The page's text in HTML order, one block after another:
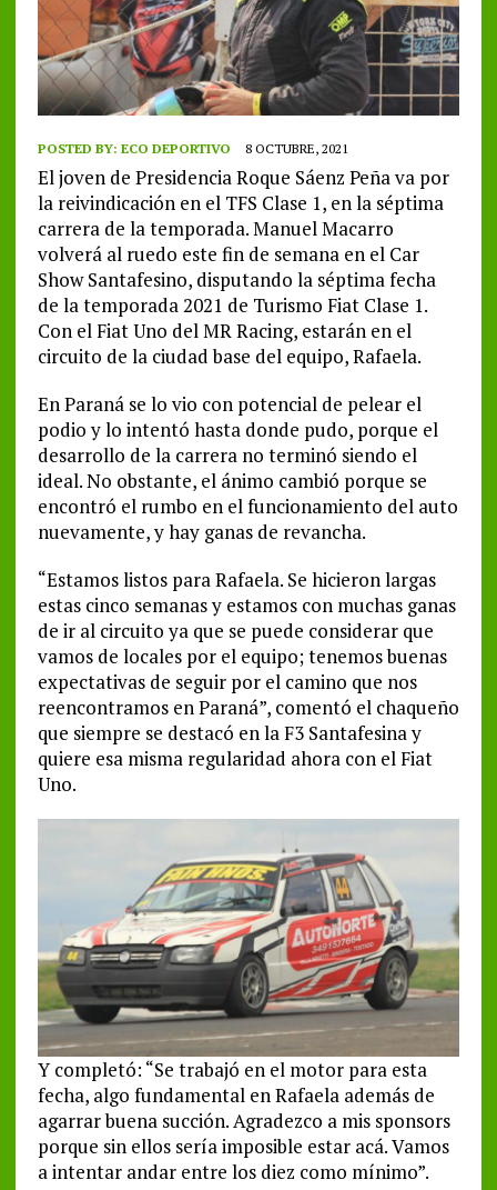
POSTED BY: ECO DEPORTIVO 8 OCTUBRE, 2021
El joven de Presidencia Roque Sáenz Peña va por
la reivindicación en el TFS Clase 1, en la séptima
carrera de la temporada. Manuel Macarro
volverá al ruedo este fin de semana en el Car
Show Santafesino, disputando la séptima fecha
de la temporada 2021 de Turismo Fiat Clase 1.
Con el Fiat Uno del MR Racing, estarán en el
circuito de la ciudad base del equipo, Rafaela.
En Paraná se lo vio con potencial de pelear el
podio y lo intentó hasta donde pudo, porque el
desarrollo de la carrera no terminó siendo el
ideal. No obstante, el ánimo cambió porque se
encontró el rumbo en el funcionamiento del auto
nuevamente, y hay ganas de revancha.
“Estamos listos para Rafaela. Se hicieron largas
estas cinco semanas y estamos con muchas ganas
de ir al circuito ya que se puede considerar que
vamos de locales por el equipo; tenemos buenas
expectativas de seguir por el camino que nos
reencontramos en Paraná”, comentó el chaqueño
que siempre se destacó en la F3 Santafesina y
quiere esa misma regularidad ahora con el Fiat
Uno.
Y completó: “Se trabajó en el motor para esta
fecha, algo fundamental en Rafaela además de
agarrar buena succión. Agradezco a mis sponsors
porque sin ellos sería imposible estar acá. Vamos
a intentar andar entre los diez como mínimo”.